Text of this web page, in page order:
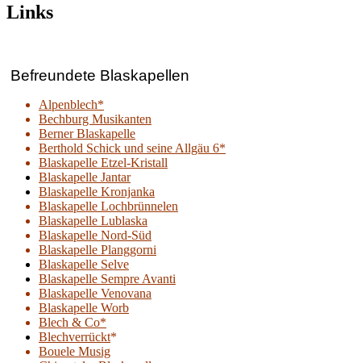
Links
Befreundete Blaskapellen
Alpenblech*
Bechburg Musikanten
Berner Blaskapelle
Berthold Schick und seine Allgäu 6*
Blaskapelle Etzel-Kristall
Blaskapelle Jantar
Blaskapelle Kronjanka
Blaskapelle Lochbrünnelen
Blaskapelle Lublaska
Blaskapelle Nord-Süd
Blaskapelle Planggorni
Blaskapelle Selve
Blaskapelle Sempre Avanti
Blaskapelle Venovana
Blaskapelle Worb
Blech & Co*
Blechverrückt*
Bouele Musig